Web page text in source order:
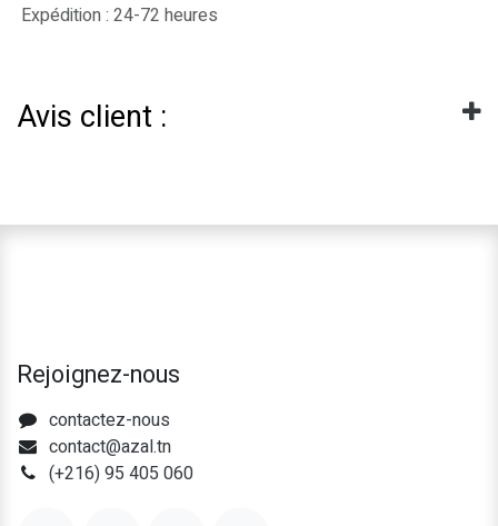
Expédition : 24-72 heures
Avis client :
Rejoignez-nous
contactez-nous
contact@azal.tn
(+216) 95 405 060